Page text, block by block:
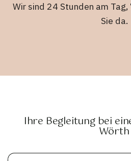
Wir sind 24 Stunden am
Sie da.
Ihre Begleitung bei
Wörth